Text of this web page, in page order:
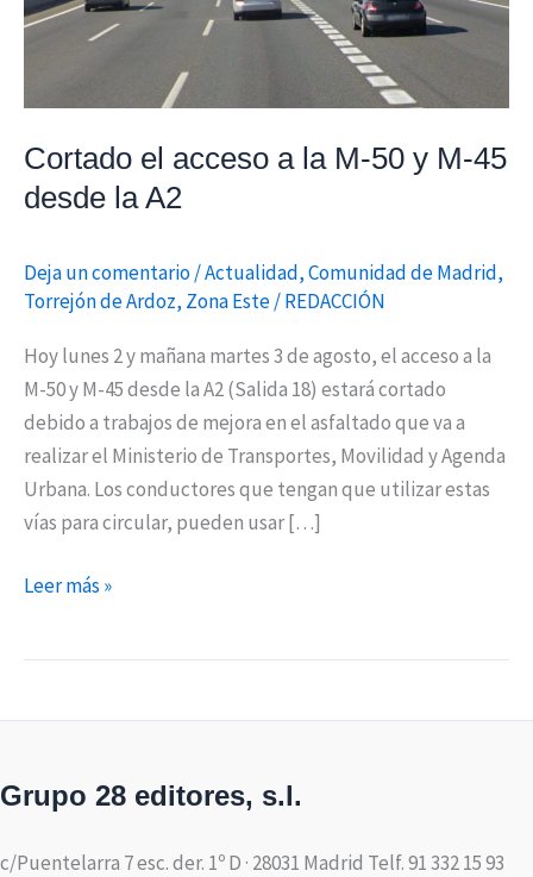
Cortado el acceso a la M-50 y M-45
desde la A2
Deja un comentario/Actualidad,Comunidad de Madrid,
Torrejón de Ardoz, Zona Este/REDACCIÓN
Hoy lunes 2 y mañana martes 3 de agosto, el acceso a la
M-50 y M-45 desde la A2 (Salida 18) estará cortado
debido a trabajos de mejora en el asfaltado que va a
realizar el Ministerio de Transportes, Movilidad y Agenda
Urbana. Los conductores que tengan que utilizar estas
vías para circular, pueden usar […]
M-
A2
Leer más »
Grupo 28 editores, s.l.
c/Puentelarra 7 esc. der. 1º D · 28031 Madrid Telf. 91 332 15 93